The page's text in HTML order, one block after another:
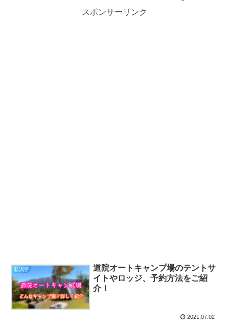
スポンサーリンク
新潟県
道院オートキャンプ場のテントサ
イトやロッジ、予約方法をご紹
介！
2021.07.02